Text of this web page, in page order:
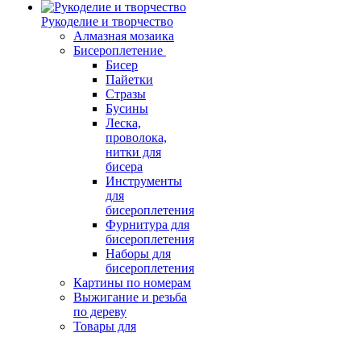
Рукоделие и творчество
Алмазная мозаика
Бисероплетение
Бисер
Пайетки
Стразы
Бусины
Леска,
проволока,
нитки для
бисера
Инструменты
для
бисероплетения
Фурнитура для
бисероплетения
Наборы для
бисероплетения
Картины по номерам
Выжигание и резьба
по дереву
Товары для